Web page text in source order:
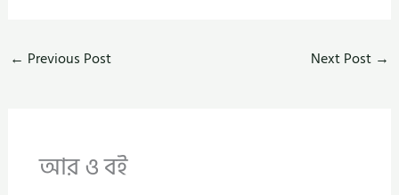
← Previous Post Next Post →
আর ও বই